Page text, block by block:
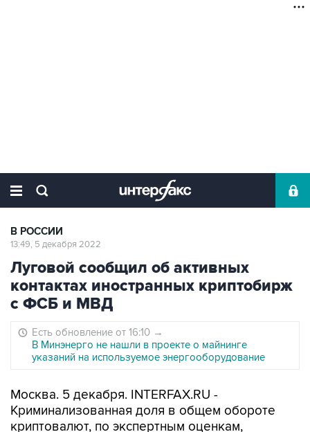
В РОССИИ
13:49, 5 декабря 2022
Луговой сообщил об активных
контактах иностранных криптобирж
с ФСБ и МВД
Есть обновление от 16:10 →
В Минэнерго не нашли в проекте о майнинге
указаний на используемое энергооборудование
Москва. 5 декабря. INTERFAX.RU -
Криминализованная доля в общем обороте
криптовалют, по экспертным оценкам,